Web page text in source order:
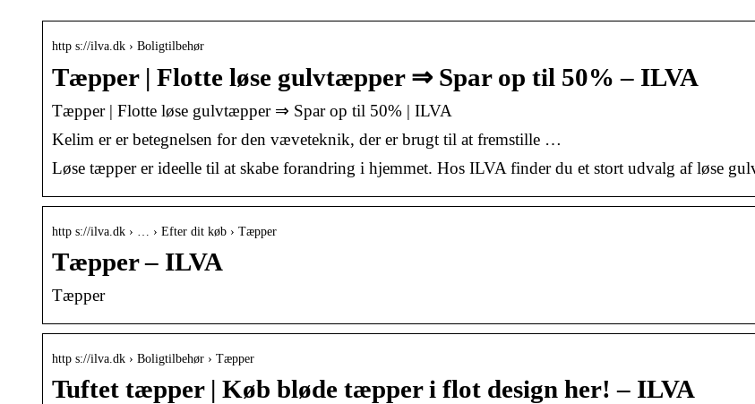
http s://ilva.dk › Boligtilbehør
Tæpper | Flotte løse gulvtæpper ⇒ Spar op til 50% – ILVA
Tæpper | Flotte løse gulvtæpper ⇒ Spar op til 50% | ILVA
Kelim er er betegnelsen for den væveteknik, der er brugt til at fremstille …
Løse tæpper er ideelle til at skabe forandring i hjemmet. Hos ILVA finder du et stort udvalg af løse
http s://ilva.dk › … › Efter dit køb › Tæpper
Tæpper – ILVA
Tæpper
http s://ilva.dk › Boligtilbehør › Tæpper
Tuftet tæpper | Køb bløde tæpper i flot design her! – ILVA